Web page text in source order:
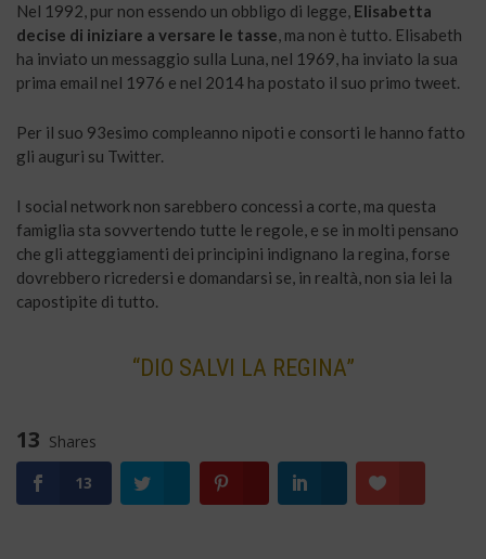
Nel 1992, pur non essendo un obbligo di legge, Elisabetta
decise di iniziare a versare le tasse, ma non è tutto. Elisabeth
ha inviato un messaggio sulla Luna, nel 1969, ha inviato la sua
prima email nel 1976 e nel 2014 ha postato il suo primo tweet.
Per il suo 93esimo compleanno nipoti e consorti le hanno fatto
gli auguri su Twitter.
I social network non sarebbero concessi a corte, ma questa
famiglia sta sovvertendo tutte le regole, e se in molti pensano
che gli atteggiamenti dei principini indignano la regina, forse
dovrebbero ricredersi e domandarsi se, in realtà, non sia lei la
capostipite di tutto.
“DIO SALVI LA REGINA”
13 Shares
13